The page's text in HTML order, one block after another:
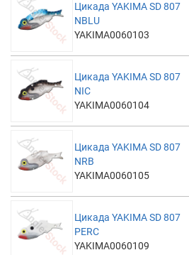
Цикада YAKIMA SD 807
NBLU
YAKIMA0060103
Цикада YAKIMA SD 807
NIC
YAKIMA0060104
Цикада YAKIMA SD 807
NRB
YAKIMA0060105
Цикада YAKIMA SD 807
PERC
YAKIMA0060109